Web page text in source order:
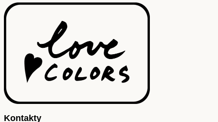
Kontakty